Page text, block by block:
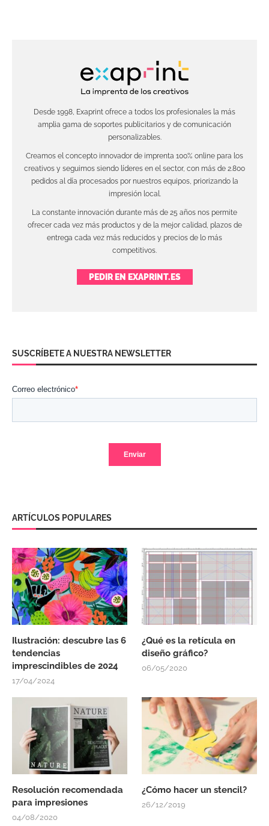
Desde 1998, Exaprint ofrece a todos los profesionales la más
amplia gama de soportes publicitarios y de comunicación
personalizables.
Creamos el concepto innovador de imprenta 100% online para los
creativos y seguimos siendo líderes en el sector, con más de 2.800
pedidos al día procesados por nuestros equipos, priorizando la
impresión local.
La constante innovación durante más de 25 años nos permite
ofrecer cada vez más productos y de la mejor calidad, plazos de
entrega cada vez más reducidos y precios de lo más
competitivos.
PEDIR EN EXAPRINT.ES
SUSCRÍBETE A NUESTRA NEWSLETTER
ARTÍCULOS POPULARES
Ilustración: descubre las 6
tendencias
imprescindibles de 2024
17/04/2024
¿Qué es la retícula en
diseño gráfico?
06/05/2020
Resolución recomendada
para impresiones
04/08/2020
¿Cómo hacer un stencil?
26/12/2019